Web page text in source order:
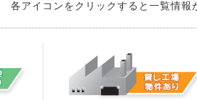
各アイコンをクリックすると一覧情報